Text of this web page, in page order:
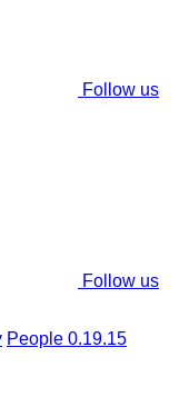
Follow us
Follow us
People 0.19.15